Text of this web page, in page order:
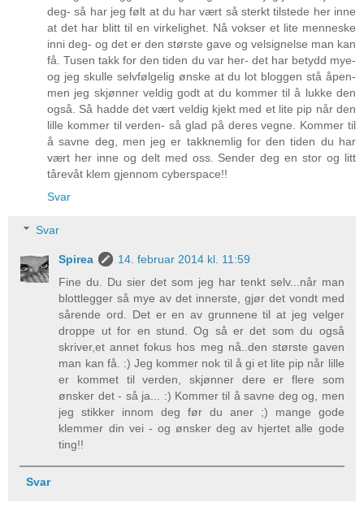
deg- så har jeg følt at du har vært så sterkt tilstede her inne
at det har blitt til en virkelighet. Nå vokser et lite menneske
inni deg- og det er den største gave og velsignelse man kan
få. Tusen takk for den tiden du var her- det har betydd mye-
og jeg skulle selvfølgelig ønske at du lot bloggen stå åpen-
men jeg skjønner veldig godt at du kommer til å lukke den
også. Så hadde det vært veldig kjekt med et lite pip når den
lille kommer til verden- så glad på deres vegne. Kommer til
å savne deg, men jeg er takknemlig for den tiden du har
vært her inne og delt med oss. Sender deg en stor og litt
tårevåt klem gjennom cyberspace!!
Svar
Svar
Spirea
14. februar 2014 kl. 11:59
Fine du. Du sier det som jeg har tenkt selv...når man
blottlegger så mye av det innerste, gjør det vondt med
sårende ord. Det er en av grunnene til at jeg velger
droppe ut for en stund. Og så er det som du også
skriver,et annet fokus hos meg nå..den største gaven
man kan få. :) Jeg kommer nok til å gi et lite pip når lille
er kommet til verden, skjønner dere er flere som
ønsker det - så ja... :) Kommer til å savne deg og, men
jeg stikker innom deg før du aner ;) mange gode
klemmer din vei - og ønsker deg av hjertet alle gode
ting!!
Svar